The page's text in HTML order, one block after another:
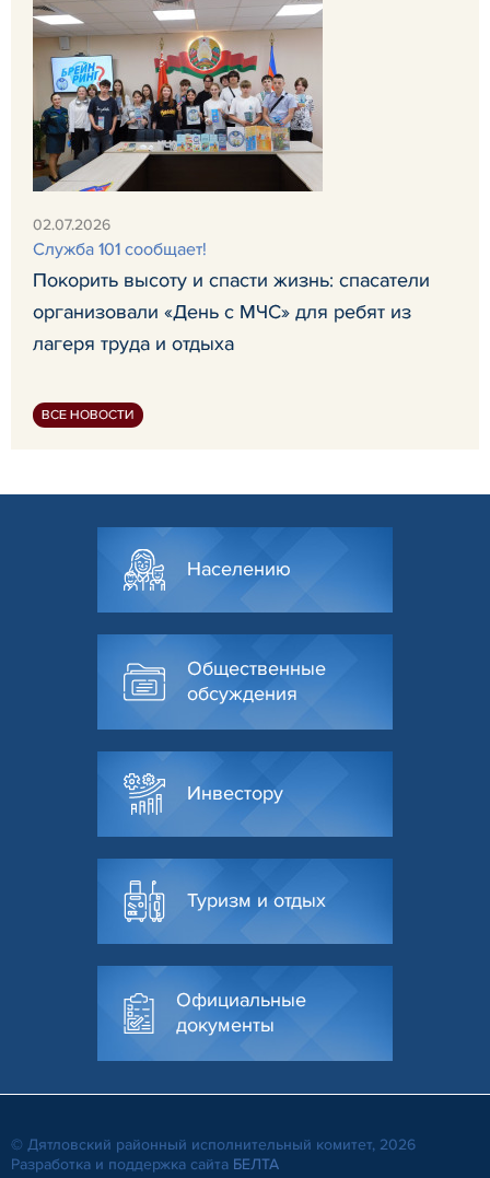
02.07.2026
Служба 101 сообщает!
Покорить высоту и спасти жизнь: спасатели
организовали «День с МЧС» для ребят из
лагеря труда и отдыха
ВСЕ НОВОСТИ
Населению
Общественные
обсуждения
Инвестору
Туризм и отдых
Официальные
документы
© Дятловский районный исполнительный комитет, 2026
Разработка и поддержка сайта БЕЛТА